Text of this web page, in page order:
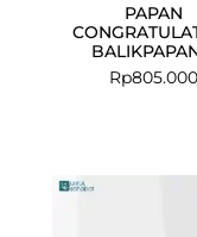
PAPAN
Rp805.000